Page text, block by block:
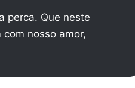
perca. Que neste
nosso amor,